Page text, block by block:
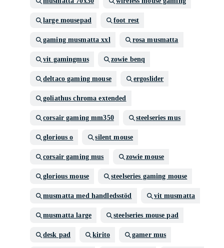
large mousepad foot rest
gaming musmatta xxl rosa musmatta
vit gamingmus zowie benq
deltaco gaming mouse ergoslider
goliathus chroma extended
corsair gaming mm350 steelseries mus
glorious o silent mouse
corsair gaming mus zowie mouse
glorious mouse steelseries gaming mouse
musmatta med handledsstöd vit musmatta
musmatta large steelseries mouse pad
desk pad kirito gamer mus